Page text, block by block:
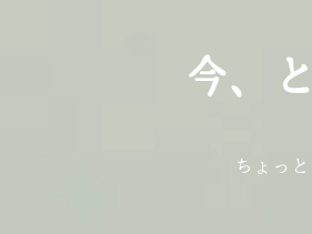
今、 と
今、 と
今、 と
ちょっ